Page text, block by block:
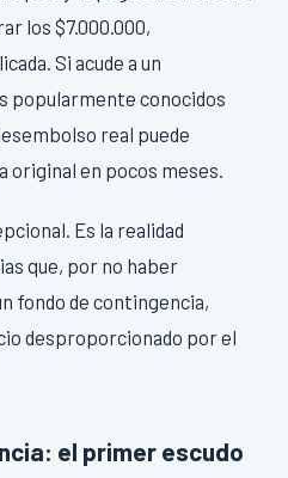
los $7.000.000,
Si acude a un
conocidos
real puede
original en pocos meses.
Es la realidad
que, por no haber
fondo de contingencia,
desproporcionado por el
el primer escudo